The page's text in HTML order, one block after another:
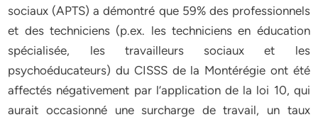
sociaux (APTS) a démontré que 59% des professionnels
et des techniciens (p.ex. les techniciens en éducation
spécialisée, les travailleurs sociaux et les
psychoéducateurs) du CISSS de la Montérégie ont été
affectés négativement par l’application de la loi 10, qui
aurait occasionné une surcharge de travail, un taux